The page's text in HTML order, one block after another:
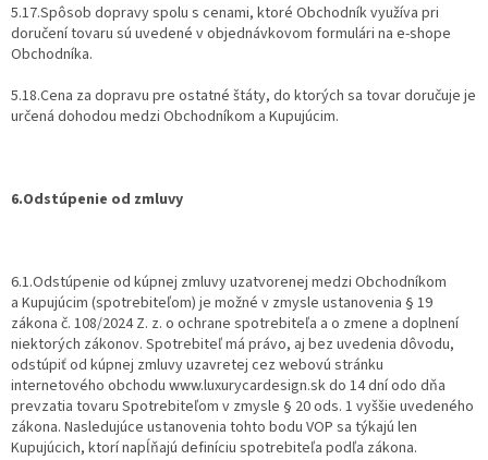
5.17.Spôsob dopravy spolu s cenami, ktoré Obchodník využíva pri
doručení tovaru sú uvedené v objednávkovom formulári na e-shope
Obchodníka.
5.18.Cena za dopravu pre ostatné štáty, do ktorých sa tovar doručuje je
určená dohodou medzi Obchodníkom a Kupujúcim.
6.Odstúpenie od zmluvy
6.1.Odstúpenie od kúpnej zmluvy uzatvorenej medzi Obchodníkom
a Kupujúcim (spotrebiteľom) je možné v zmysle ustanovenia § 19
zákona č. 108/2024 Z. z. o ochrane spotrebiteľa a o zmene a doplnení
niektorých zákonov. Spotrebiteľ má právo, aj bez uvedenia dôvodu,
odstúpiť od kúpnej zmluvy uzavretej cez webovú stránku
internetového obchodu www.luxurycardesign.sk do 14 dní odo dňa
prevzatia tovaru Spotrebiteľom v zmysle § 20 ods. 1 vyššie uvedeného
zákona. Nasledujúce ustanovenia tohto bodu VOP sa týkajú len
Kupujúcich, ktorí napĺňajú definíciu spotrebiteľa podľa zákona.